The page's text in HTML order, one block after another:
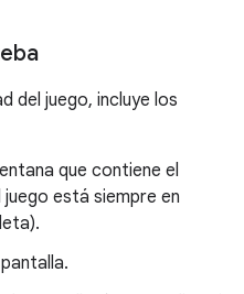
del juego, incluye los
que contiene el
está siempre en